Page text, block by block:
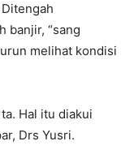
Ditengah
banjir, “sang
melihat kondisi
Hal itu diakui
Drs Yusri.